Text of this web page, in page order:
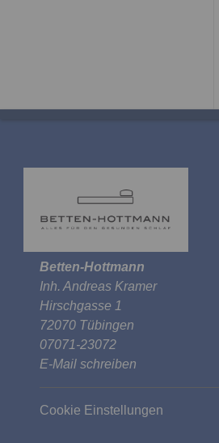
Betten-Hottmann
Inh. Andreas Kramer
Hirschgasse 1
72070 Tübingen
07071-23072
E-Mail schreiben
Cookie Einstellungen